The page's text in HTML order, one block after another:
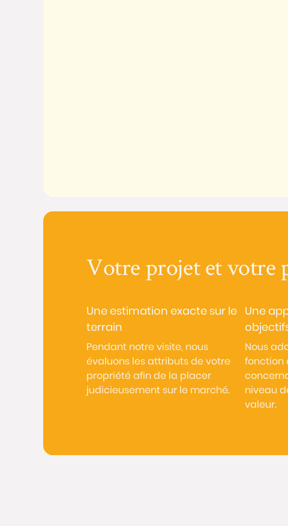
Votre projet et votre
Une estimation exacte sur le
terrain
Pendant notre visite, nous
évaluons les attributs de votre
propriété afin de la placer
judicieusement sur le marché.
Une
Nous
fonction
niveau
valeur.